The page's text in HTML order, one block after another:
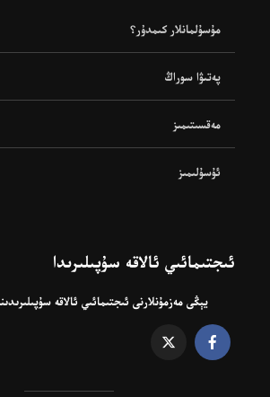
مۇسۇلمانلار كىمدۇر؟
پەتىۋا سوراڭ
مەقسىتىمىز
ئۇسۇلىمىز
ئىجتىمائىي ئالاقە سۇپىلىرىدا
يېڭى مەزمۇنلارنى ئىجتىمائىي ئالاقە